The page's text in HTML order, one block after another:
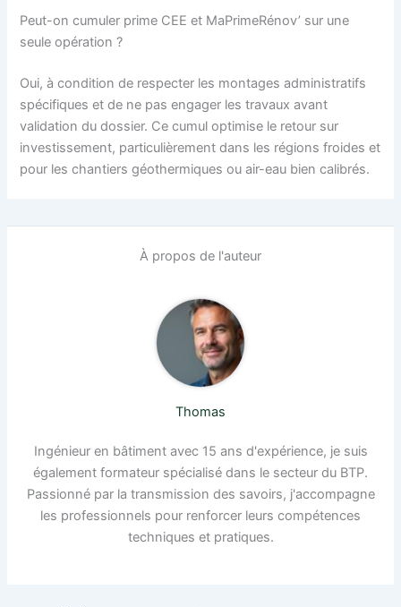
Peut-on cumuler prime CEE et MaPrimeRénov’ sur une
seule opération ?
Oui, à condition de respecter les montages administratifs
spécifiques et de ne pas engager les travaux avant
validation du dossier. Ce cumul optimise le retour sur
investissement, particulièrement dans les régions froides et
pour les chantiers géothermiques ou air-eau bien calibrés.
À propos de l'auteur
Thomas
Ingénieur en bâtiment avec 15 ans d'expérience, je suis
également formateur spécialisé dans le secteur du BTP.
Passionné par la transmission des savoirs, j'accompagne
les professionnels pour renforcer leurs compétences
techniques et pratiques.